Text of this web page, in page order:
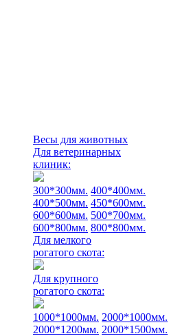
Весы для животных
Для ветеринарных
клиник:
300*300мм. 400*400мм.
400*500мм. 450*600мм.
600*600мм. 500*700мм.
600*800мм. 800*800мм.
Для мелкого
рогатого скота:
Для крупного
рогатого скота:
1000*1000мм. 2000*1000мм.
2000*1200мм. 2000*1500мм.